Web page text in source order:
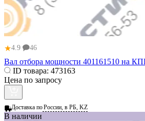
★4.9 46
Вал отбора мощности 401161510 на
ID товара: 473163
Цена по запросу
Доставка поРоссии, в РБ, KZ
В наличии